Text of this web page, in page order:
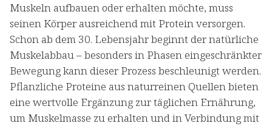
Muskeln aufbauen oder erhalten möchte, muss
seinen Körper ausreichend mit Protein versorgen.
Schon ab dem 30. Lebensjahr beginnt der natürliche
Muskelabbau – besonders in Phasen eingeschränkter
Bewegung kann dieser Prozess beschleunigt werden.
Pflanzliche Proteine aus naturreinen Quellen bieten
eine wertvolle Ergänzung zur täglichen Ernährung,
um Muskelmasse zu erhalten und in Verbindung mit